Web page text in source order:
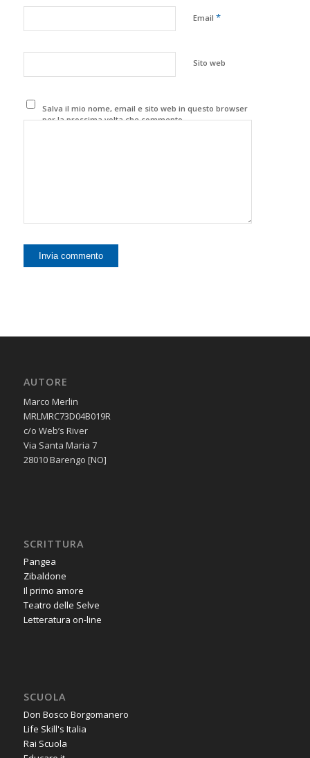
Email *
Sito web
Salva il mio nome, email e sito web in questo browser
per la prossima volta che commento.
AUTORE
Marco Merlin
MRLMRC73D04B019R
c/o Web’s River
Via Santa Maria 7
28010 Barengo [NO]
SCRITTURA
Pangea
Zibaldone
Il primo amore
Teatro delle Selve
Letteratura on-line
SCUOLA
Don Bosco Borgomanero
Life Skill's Italia
Rai Scuola